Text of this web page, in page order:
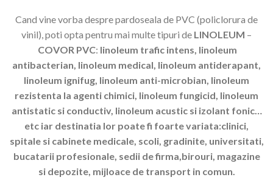
Cand vine vorba despre pardoseala de PVC (policlorura de
vinil), poti opta pentru mai multe tipuri de LINOLEUM –
COVOR PVC: linoleum trafic intens, linoleum
antibacterian, linoleum medical, linoleum antiderapant,
linoleum ignifug, linoleum anti-microbian, linoleum
rezistenta la agenti chimici, linoleum fungicid, linoleum
antistatic si conductiv, linoleum acustic si izolant fonic…
etc iar destinatia lor poate fi foarte variata:clinici,
spitale si cabinete medicale, scoli, gradinite, universitati,
bucatarii profesionale, sedii de firma,birouri, magazine
si depozite, mijloace de transport in comun.